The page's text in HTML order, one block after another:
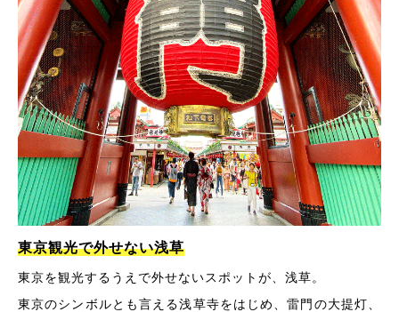
東京観光で外せない浅草
東京を観光するうえで外せないスポットが、浅草。
東京のシンボルとも言える浅草寺をはじめ、雷門の大提灯、